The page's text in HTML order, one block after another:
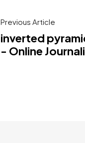
Previous Article
inverted
- Online